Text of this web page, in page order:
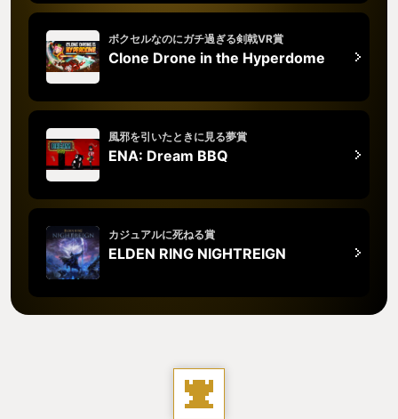
ボクセルなのにガチ過ぎる剣戟VR賞
Clone Drone in the Hyperdome
風邪を引いたときに見る夢賞
ENA: Dream BBQ
カジュアルに死ねる賞
ELDEN RING NIGHTREIGN